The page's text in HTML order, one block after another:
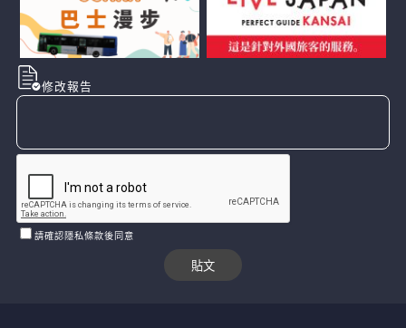
修改報告
請確認隱私條款後同意